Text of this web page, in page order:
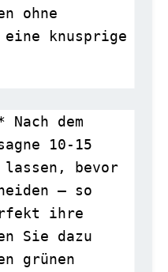
ohne
eine knusprige
dem
10-15
lassen, bevor
– so
ihre
Sie dazu
grünen